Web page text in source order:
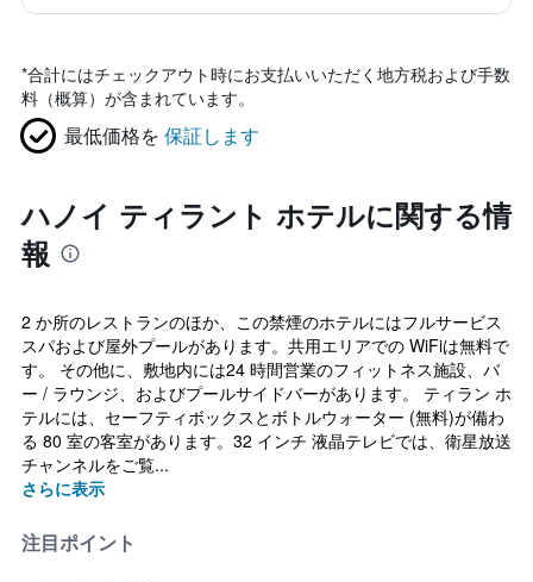
*合計にはチェックアウト時にお支払いいただく地方税および手数
料（概算）が含まれています。
最低価格を 保証します
ハノイ ティラント ホテルに関する情
報
2 か所のレストランのほか、この禁煙のホテルにはフルサービス
スパおよび屋外プールがあります。共用エリアでの WiFiは無料で
す。 その他に、敷地内には24 時間営業のフィットネス施設、バ
ー / ラウンジ、およびプールサイドバーがあります。 ティラン ホ
テルには、セーフティボックスとボトルウォーター (無料)が備わ
る 80 室の客室があります。32 インチ 液晶テレビでは、衛星放送
チャンネルをご覧...
さらに表示
注目ポイント